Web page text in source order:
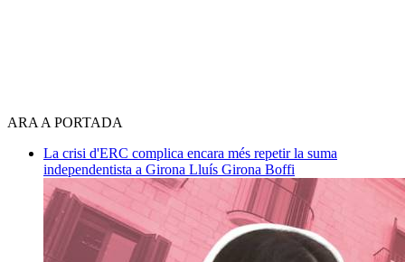
ARA A PORTADA
La crisi d'ERC complica encara més repetir la suma
independentista a Girona Lluís Girona Boffi